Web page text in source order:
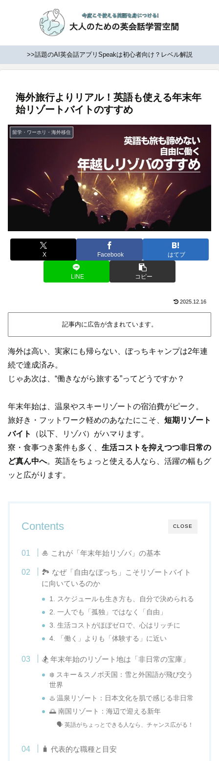
>>話題のAI英会話アプリSpeakは初心者向け？レベル解説
海外旅行よりリアル！英語も使える年末年
始リゾートバイトのすすめ
留学・ワーホリ・海外移住
X Facebook はてブ
LINE コピー
2025.12.16
記事内に広告が含まれています。
海外は高い、実家にも帰らない、ぼっちキャンプは2年連
続で達成済み。
じゃあ次は、“働きながら旅する”ってどうですか？
年末年始は、温泉やスキーリゾートの宿泊費がピーク。
旅好き・フットワーク軽めのあなたにこそ、 短期リゾート
バイト
（以下、リゾバ）がハマります。
寮・食事つき案件も多く、 生活コストを抑えつつ非日常の
ど真ん中へ。英語をちょっと使える人なら、活躍の幅もグ
ッと広がります。
CLOSE
Contents
🎍 これが「年末年始リゾバ」の基本
🏞️ なぜ「自由なぼっち」こそリゾートバイト
に向いているのか
1. スケジュールも生き方も、自分で決められる
2. 一人でも「孤独」ではなく「自由」
3. 生活コストがほぼゼロで、心はリッチに
4. 「働く」よりも「体験する」に近い
🏂 年末年始のリゾート地は「非日常の宝庫」
❄️ スキー＆スノボ天国：雪と外国語が飛び交う
世界
♨️ 温泉リゾート：日本文化を肌で感じる非日常
🌅 南国リゾート：海辺で迎える新年
🗣️ 英語がちょっとできる人なら、チャンス広がる！
🧳 代表的な職種と目安